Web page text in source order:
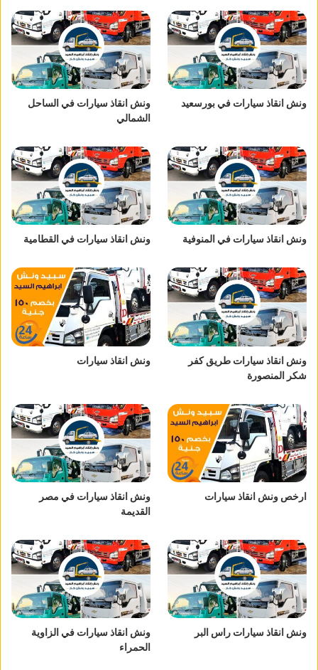
ونش انقاذ سيارات في بورسعيد
ونش انقاذ سيارات في الساحل
الشمالي
ونش انقاذ سيارات في المنوفية ونش انقاذ سيارات في القطامية
ونش انقاذ سيارات طريق كفر
شكر المنصورة
ونش انقاذ سيارات
ارخص ونش انقاذ سيارات
ونش انقاذ سيارات في مصر
القديمة
ونش انقاذ سيارات راس البر
ونش انقاذ سيارات في الزاوية
الحمراء